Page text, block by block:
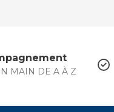
MAIN DE A À Z